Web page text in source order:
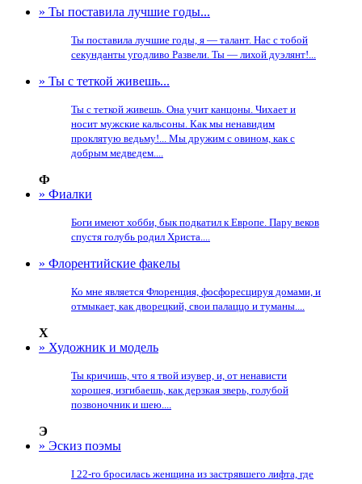
» Ты поставила лучшие годы...
Ты поставила лучшие годы, я — талант. Нас с тобой
секунданты угодливо Развели. Ты — лихой дуэлянт!...
» Ты с теткой живешь...
Ты с теткой живешь. Она учит канцоны. Чихает и
носит мужские кальсоны. Как мы ненавидим
проклятую ведьму!... Мы дружим с овином, как с
добрым медведем....
Ф
» Фиалки
Боги имеют хобби, бык подкатил к Европе. Пару веков
спустя голубь родил Христа....
» Флорентийские факелы
Ко мне является Флоренция, фосфоресцируя домами, и
отмыкает, как дворецкий, свои палаццо и туманы....
Х
» Художник и модель
Ты кричишь, что я твой изувер, и, от ненависти
хорошея, изгибаешь, как дерзкая зверь, голубой
позвоночник и шею....
Э
» Эскиз поэмы
I 22-го бросилась женщина из застрявшего лифта, где